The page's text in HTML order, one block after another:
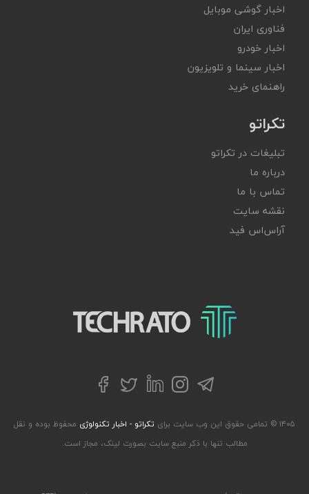
اخبار گوشی موبایل
فناوری ایران
اخبار خودرو
اخبار سینما و تلویزیون
راهنمای خرید
تکراتو
تبلیغات در تکراتو
درباره ما
تماس با ما
نقشه سایت
آر‌اس‌اس فید
تکراتو – زندگی با تکنولوژی
تلگراماینستاگرام
لینکداینتوییترفیسبوک
۱۴۰۵ © تمامی حقوق این وب سایت برای تکراتو - اخبار تکنولوژی محفوظ بوده و نقل
مطالب تنها با ذکر منبع سایت بصورت لینک، مجاز است.